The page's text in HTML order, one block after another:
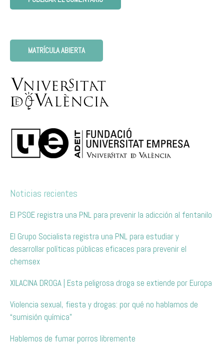
MATRÍCULA ABIERTA
Noticias recientes
El PSOE registra una PNL para prevenir la adicción al fentanilo
El Grupo Socialista registra una PNL para estudiar y
desarrollar políticas públicas eficaces para prevenir el
chemsex
XILACINA DROGA | Esta peligrosa droga se extiende por Europa
Violencia sexual, fiesta y drogas: por qué no hablamos de
“sumisión química”
Hablemos de fumar porros libremente